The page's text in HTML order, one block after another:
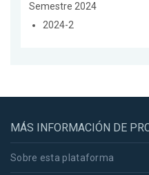
Semestre 2024
2024-2
MÁS INFORMACIÓN DE
Sobre esta plataforma